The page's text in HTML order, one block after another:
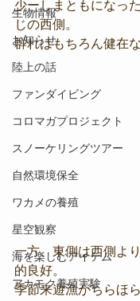
生物情報
お知らせ
陸上の話
ファンダイビング
コロマガプロジェクト
スノーケリングツアー
自然環境保全
ワカメの養殖
星空観察
海を楽しむアイテム
アカモク養殖実験
少ーしまともになっ
じの西側。
群れはもちろん健在
一方、東側は西側よ
的良好。
季節来遊漁がちらほ